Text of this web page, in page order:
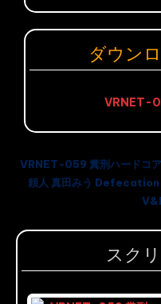
ダウン
VRNET-
VRNET-059 糞刑ハードコア
頼人 真田みう
スク